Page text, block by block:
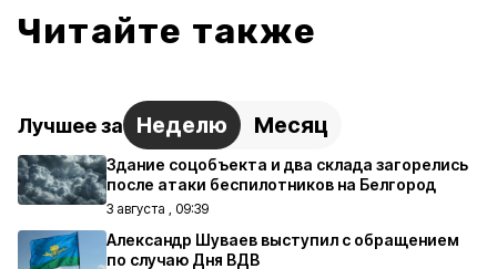
Читайте также
Лучшее за Неделю Месяц
Здание соцобъекта и два склада загорелись
после атаки беспилотников на Белгород
3 августа , 09:39
Александр Шуваев выступил с обращением
по случаю Дня ВДВ